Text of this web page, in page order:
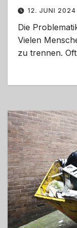
12. JUNI 2024
Die
Vielen
zu trennen.